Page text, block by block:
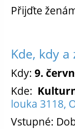
Přijďte
Kde, kdy a
Kdy: 9.
Kde:
louka 3118,
Vstupné: